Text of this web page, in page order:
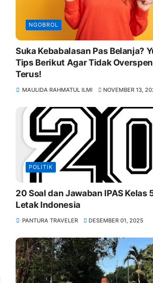
NGOBROL
Suka Kebabalasan Pas Belanja?
Tips Berikut Agar Tidak
Terus!
MAULIDA RAHMATUL ILMI NOVEMBER 13,
POLITIK
20 Soal dan Jawaban IPAS Kelas
Letak Indonesia
PANTURA TRAVELER DESEMBER 01, 2025